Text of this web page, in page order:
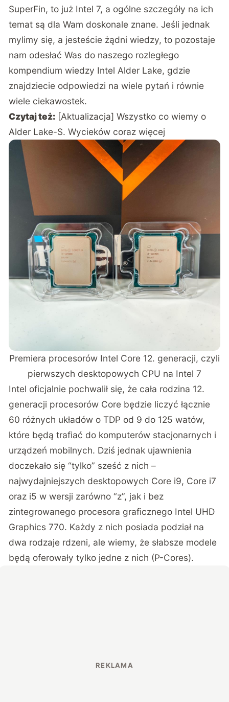
SuperFin, to już Intel 7, a ogólne szczegóły na ich
temat są dla Wam doskonale znane. Jeśli jednak
mylimy się, a jesteście żądni wiedzy, to pozostaje
nam odesłać Was do naszego rozległego
kompendium wiedzy Intel Alder Lake, gdzie
znajdziecie odpowiedzi na wiele pytań i równie
wiele ciekawostek.
Czytaj też: [Aktualizacja] Wszystko co wiemy o
Alder Lake-S. Wycieków coraz więcej
Premiera procesorów Intel Core 12. generacji, czyli
pierwszych desktopowych CPU na Intel 7
Intel oficjalnie pochwalił się, że cała rodzina 12.
generacji procesorów Core będzie liczyć łącznie
60 różnych układów o TDP od 9 do 125 watów,
które będą trafiać do komputerów stacjonarnych i
urządzeń mobilnych. Dziś jednak ujawnienia
doczekało się “tylko” sześć z nich –
najwydajniejszych desktopowych Core i9, Core i7
oraz i5 w wersji zarówno “z”, jak i bez
zintegrowanego procesora graficznego Intel UHD
Graphics 770. Każdy z nich posiada podział na
dwa rodzaje rdzeni, ale wiemy, że słabsze modele
będą oferowały tylko jedne z nich (P-Cores).